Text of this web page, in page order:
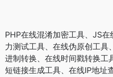
PHP在线混淆加密工具、JS
力测试工具、在线伪原创工具
进制转换、在线时间戳转换工
短链接生成工具、在线IP地址